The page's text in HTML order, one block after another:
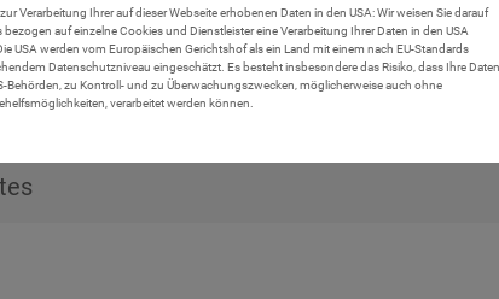
Verarbeitung Ihrer auf dieser Webseite erhobenen Daten in den USA: Wir weisen Sie darauf
bezogen auf einzelne Cookies und Dienstleister eine Verarbeitung Ihrer Daten in den USA
USA werden vom Europäischen Gerichtshof als ein Land mit einem nach EU-Standards
Datenschutzniveau eingeschätzt. Es besteht insbesondere das Risiko, dass Ihre Daten
Behörden, zu Kontroll- und zu Überwachungszwecken, möglicherweise auch ohne
verarbeitet werden können.